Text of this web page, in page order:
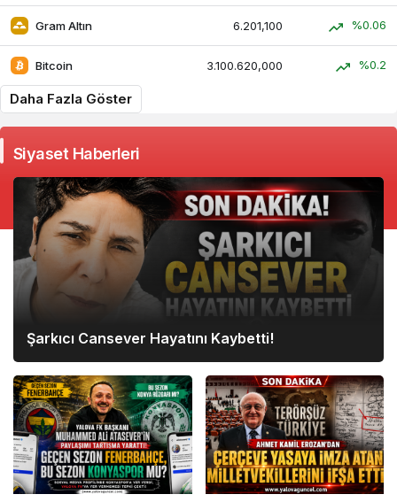
Gram Altın 6.201,100 %0.06
Bitcoin 3.100.620,000 %0.2
Daha Fazla Göster
Siyaset Haberleri
Şarkıcı Cansever Hayatını Kaybetti!